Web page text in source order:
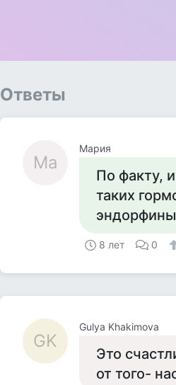
Ответы
Ма
Мария
По факту,
таких
8 лет 0
GK
Gulya Khakimova
Это
от того-